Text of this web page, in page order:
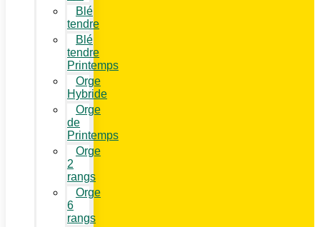
Blé
tendre
Blé
tendre
Printemps
Orge
Hybride
Orge
de
Printemps
Orge
2
rangs
Orge
6
rangs